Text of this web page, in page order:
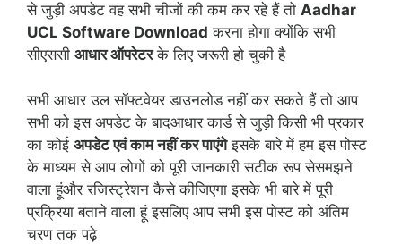
से जुड़ी अपडेट वह सभी चीजों की कम कर रहे हैं तो Aadhar
UCL Software Download करना होगा क्योंकि सभी
सीएससी आधार ऑपरेटरके लिए जरूरी हो चुकी है
सभी आधार उल सॉफ्टवेयर डाउनलोड नहीं कर सकते हैं तो आप
सभी को इस अपडेट के बादआधार कार्ड से जुड़ी किसी भी प्रकार
का कोई अपडेट एवं काम नहीं कर पाएंगेइसके बारे में हम इस पोस्ट
के माध्यम से आप लोगों को पूरी जानकारी सटीक रूप सेसमझने
वाला हूंऔर रजिस्ट्रेशन कैसे कीजिएगा इसके भी बारे में पूरी
प्रक्रिया बताने वाला हूं इसलिए आप सभी इस पोस्ट को अंतिम
चरण तक पढ़े